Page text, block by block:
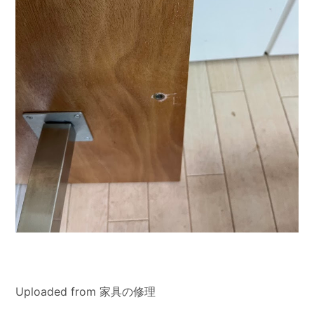
Uploaded from 家具の修理